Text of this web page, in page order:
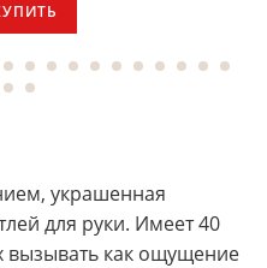
украшенная
для руки. Имеет 40
вызывать как ощущение